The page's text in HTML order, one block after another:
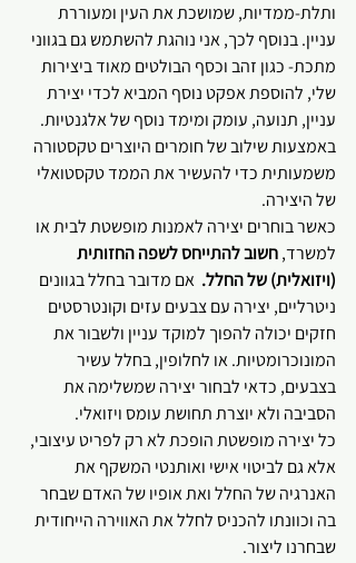
ותלת-ממדיות, שמושכת את העין ומעוררת
עניין. בנוסף לכך, אני נוהגת להשתמש גם בגווני
מתכת- כגון זהב וכסף הבולטים מאוד ביצירות
שלי, להוספת אפקט נוסף המביא לכדי יצירת
עניין, תנועה, עומק ומימד נוסף של אלגנטיות.
באמצעות שילוב של חומרים היוצרים טקסטורה
משמעותית כדי להעשיר את הממד טקסטואלי
של היצירה.
כאשר בוחרים יצירה לאמנות מופשטת לבית או
למשרד, חשוב להתייחס לשפה החזותית
(ויזואלית) של החלל.
  אם מדובר בחלל בגוונים
ניטרליים, יצירה עם צבעים עזים וקונטרסטים
חזקים יכולה להפוך למוקד עניין ולשבור את
המונוכרומטיות. או לחלופין, בחלל עשיר
בצבעים, כדאי לבחור יצירה שמשלימה את
הסביבה ולא יוצרת תחושת עומס ויזואלי.
כל יצירה מופשטת הופכת לא רק לפריט עיצובי,
אלא גם לביטוי אישי ואותנטי המשקף את
האנרגיה של החלל ואת אופיו של האדם שבחר
בה וכוונתו להכניס לחלל את האווירה הייחודית
שבחרנו ליצור.